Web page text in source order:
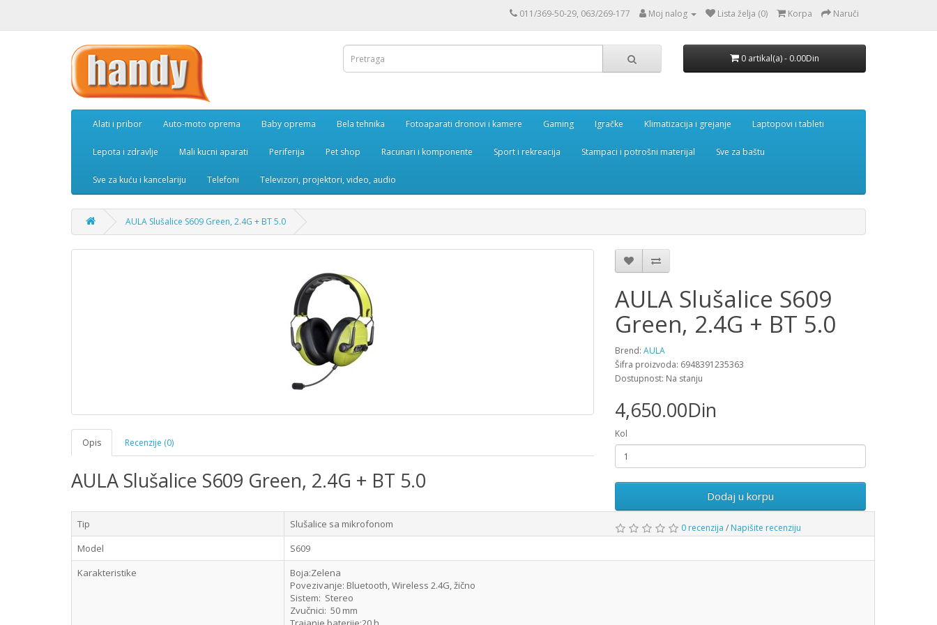
011/369-50-29, 063/269-177 Moj nalog Lista želja (0) Korpa Naruči
0 artikal(a) - 0.00Din
Alati i pribor Auto-moto oprema Baby oprema Bela tehnika Fotoaparati dronovi i kamere Gaming Igračke Klimatizacija i grejanje Laptopovi i tableti
Lepota i zdravlje Mali kucni aparati Periferija Pet shop Racunari i komponente Sport i rekreacija Stampaci i potrošni materijal Sve za baštu
Sve za kuću i kancelariju Telefoni Televizori, projektori, video, audio
AULA Slušalice S609 Green, 2.4G + BT 5.0
Opis Recenzije (0)
AULA Slušalice S609 Green, 2.4G + BT 5.0
Tip
Slušalice sa mikrofonom
Model
S609
Karakteristike
Boja:Zelena
Povezivanje: Bluetooth, Wireless 2.4G, žično
Sistem: Stereo
Zvučnici: 50 mm
AULA Slušalice S609
Green, 2.4G + BT 5.0
Brend: AULA
Šifra proizvoda: 6948391235363
Dostupnost: Na stanju
4,650.00Din
Kol
Dodaj u korpu
0 recenzija / Napišite recenziju